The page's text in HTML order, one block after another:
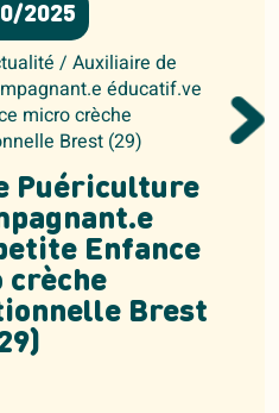
2025
/ Auxiliaire de
éducatif.ve
micro crèche
Brest (29)
Puériculture
Enfance
crèche
Brest